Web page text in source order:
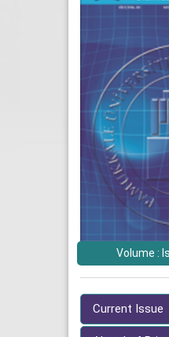
Volume :
Current Issue